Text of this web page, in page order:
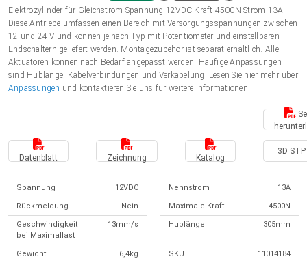
Einkaufswagen
Polski (EUR)
Norsk (NOK)
Suomi (EUR)
Elektrozylinder für Gleichstrom Spannung 12VDC Kraft 4500N Strom 13A
Diese Antriebe umfassen einen Bereich mit Versorgungsspannungen zwischen
12 und 24 V und können je nach Typ mit Potentiometer und einstellbaren
Endschaltern geliefert werden. Montagezubehör ist separat erhältlich. Alle
Aktuatoren können nach Bedarf angepasst werden. Häufige Anpassungen
sind Hublänge, Kabelverbindungen und Verkabelung. Lesen Sie hier mehr über
Anpassungen und kontaktieren Sie uns für weitere Informationen.
Datenblatt Zeichnung Katalog
3D STP
Spannung 12VDC Nennstrom 13A
Rückmeldung Nein Maximale Kraft 4500N
Geschwindigkeit
bei Maximallast
13mm/s Hublänge 305mm
Gewicht 6,4kg SKU 11014184